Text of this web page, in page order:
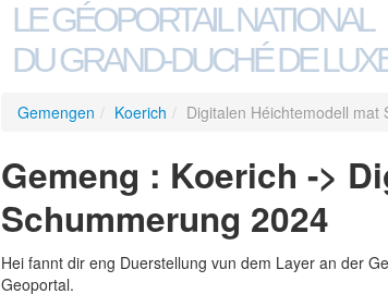
LE GÉOPORTAIL NATIONAL
DU GRAND-DUCHÉ DE
Gemengen / Koerich / Digitalen Héichtemodell mat
Gemeng : Koerich ->
Schummerung 2024
Hei fannt dir eng Duerstellung vun dem Layer an der
Geoportal.